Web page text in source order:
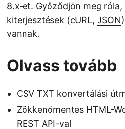
8.x‑et. Győződjön meg
kiterjesztések (cURL, JSON
vannak.
Olvass tovább
CSV TXT konvertálási
Zökkenőmentes HTML-
REST API-val